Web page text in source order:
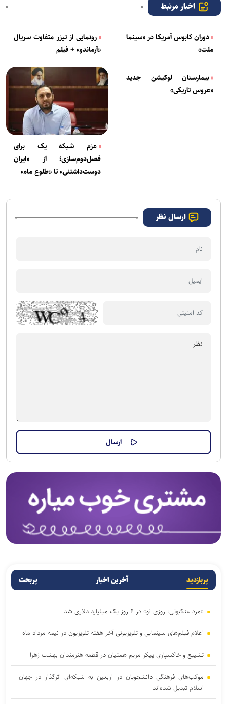
اخبار مرتبط
دوران کابوس آمریکا در «سینما
ملت»
رونمایی از تیزر متفاوت سریال
«آرماندو» + فیلم
بیمارستان لوکیشن جدید
«عروس تاریکی»
عزم شبکه یک برای
فصل‌دوم‌‌سازی؛ از «ایران
دوست‌داشتنی» تا «طلوع ماه»
ارسال نظر
پربازدید آخرین اخبار پربحث
«مرد عنکبوتی: روزی نو» در ۶ روز یک میلیارد دلاری شد
اعلام فیلم‌های سینمایی و تلویزیونی آخر هفته تلویزیون در نیمه مرداد ماه
تشییع و خاکسپاری پیکر مریم همتیان در قطعه هنرمندان بهشت زهرا
موکب‌های فرهنگی دانشجویان در اربعین به شبکه‌ای اثرگذار در جهان
اسلام تبدیل شده‌اند